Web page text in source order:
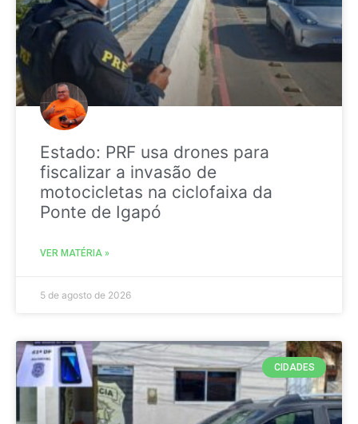
Estado: PRF usa drones para
fiscalizar a invasão de
motocicletas na ciclofaixa da
Ponte de Igapó
VER MATÉRIA »
5 de agosto de 2026
CIDADES